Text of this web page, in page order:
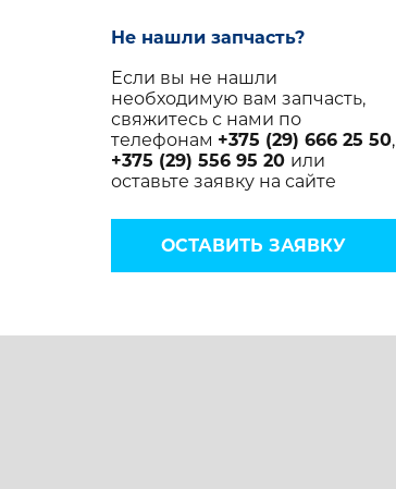
Не нашли запчасть?
Если вы не нашли
необходимую вам запчасть,
свяжитесь с нами по
телефонам +375 (29) 666 25 50,
+375 (29) 556 95 20 или
оставьте заявку на сайте
ОСТАВИТЬ ЗАЯВКУ